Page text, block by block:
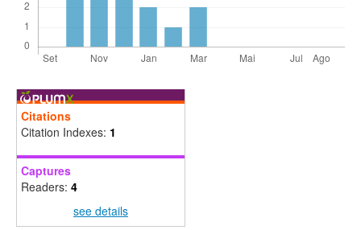
Citations
Citation Indexes: 1
Captures
Readers: 4
see details